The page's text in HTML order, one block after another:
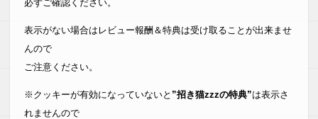
必ずご確認ください。
表示がない場合はレビュー報酬＆特典は受け取ることが出来ませ
んので
ご注意ください。
※クッキーが有効になっていないと ”招き猫zzzの特典”は表示さ
れませんので